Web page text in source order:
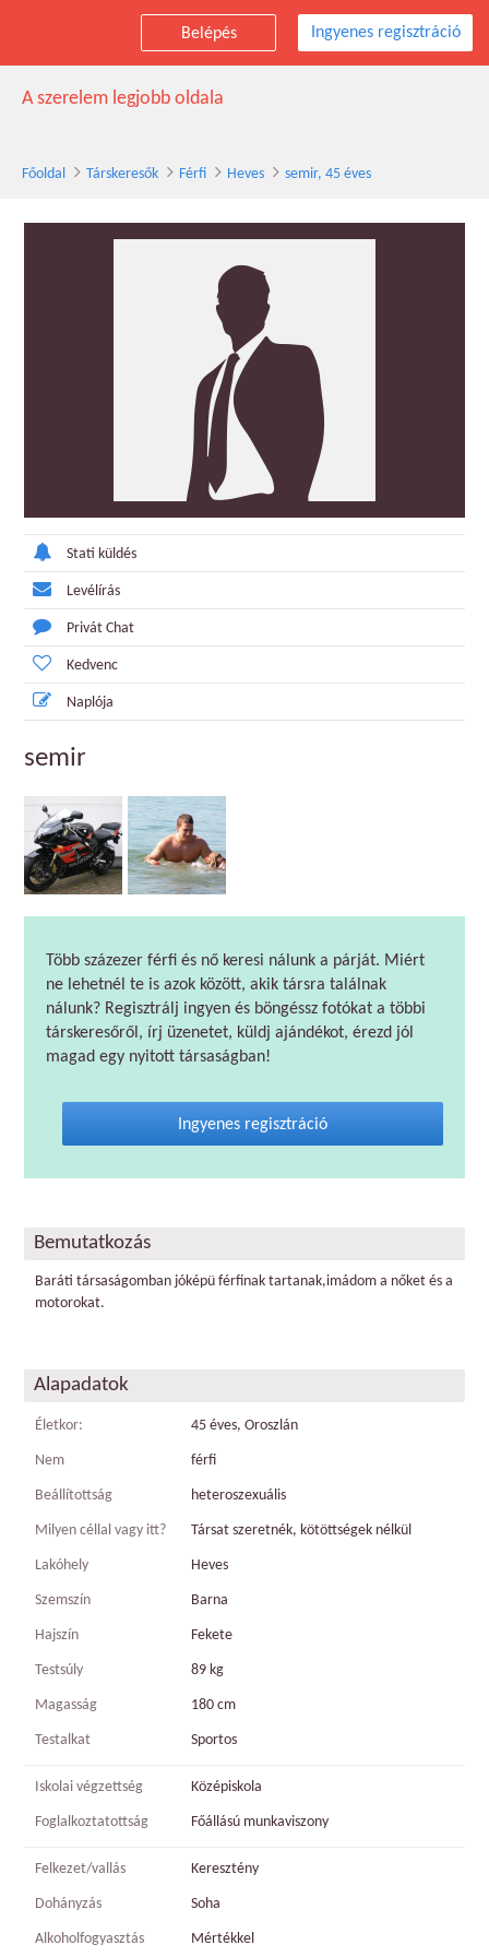
Belépés Ingyenes regisztráció
semir társkereső férfi, 45 éves, Heves
A szerelem legjobb oldala
Főoldal Társkeresők Férfi Heves semir, 45 éves
Stati küldés
Levélírás
Privát Chat
Kedvenc
Naplója
semir
Több százezer férfi és nő keresi nálunk a párját. Miért
ne lehetnél te is azok között, akik társra találnak
nálunk? Regisztrálj ingyen és böngéssz fotókat a többi
társkeresőről, írj üzenetet, küldj ajándékot, érezd jól
magad egy nyitott társaságban!
Ingyenes regisztráció
Bemutatkozás
Baráti társaságomban jóképü férfinak tartanak,imádom a nőket és a
motorokat.
Alapadatok
Életkor: 45 éves, Oroszlán
Nem férfi
Beállítottság heteroszexuális
Milyen céllal vagy itt? Társat szeretnék, kötöttségek nélkül
Lakóhely Heves
Szemszín Barna
Hajszín Fekete
Testsúly 89 kg
Magasság 180 cm
Testalkat Sportos
Iskolai végzettség Középiskola
Foglalkoztatottság Főállású munkaviszony
Felkezet/vallás Keresztény
Dohányzás Soha
Alkoholfogyasztás Mértékkel